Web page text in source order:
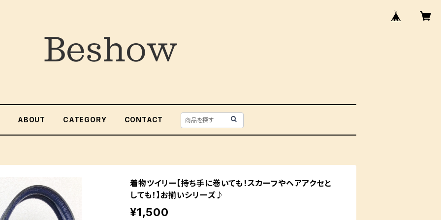
ABOUT CATEGORY CONTACT
着物ツイリー【持ち手に巻いても！スカーフやヘアアクセと
しても！】お揃いシリーズ♪
¥1,500